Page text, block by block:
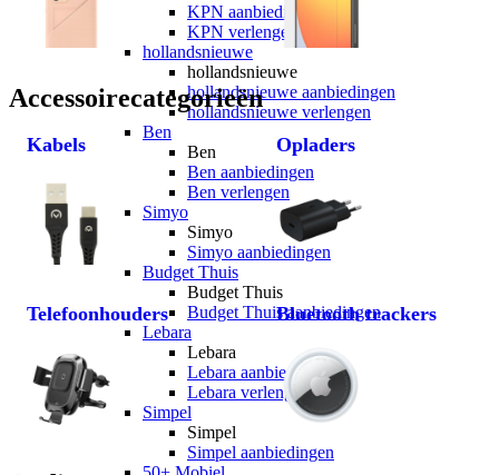
KPN aanbiedingen
KPN verlengen
hollandsnieuwe
hollandsnieuwe
hollandsnieuwe aanbiedingen
hollandsnieuwe verlengen
Ben
Ben
Ben aanbiedingen
Ben verlengen
Simyo
Simyo
Simyo aanbiedingen
Budget Thuis
Budget Thuis
Budget Thuis aanbiedingen
Lebara
Lebara
Lebara aanbiedingen
Lebara verlengen
Simpel
Simpel
Simpel aanbiedingen
Accessoirecategorieën
Kabels Opladers
Telefoonhouders Bluetooth trackers